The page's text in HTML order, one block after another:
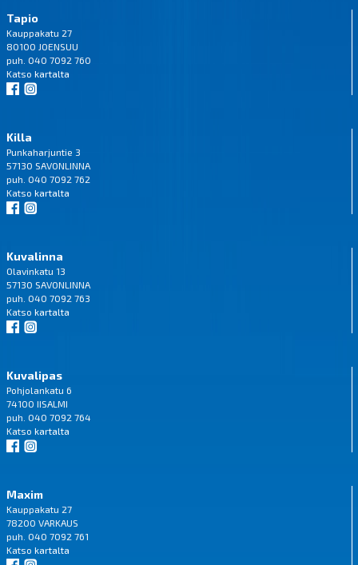
Tapio
Kauppakatu 27
80100 JOENSUU
puh. 040 7092 760
Katso kartalta
Killa
Punkaharjuntie 3
57130 SAVONLINNA
puh. 040 7092 762
Katso kartalta
Kuvalinna
Olavinkatu 13
57130 SAVONLINNA
puh. 040 7092 763
Katso kartalta
Kuvalipas
Pohjolankatu 6
74100 IISALMI
puh. 040 7092 764
Katso kartalta
Maxim
Kauppakatu 27
78200 VARKAUS
puh. 040 7092 761
Katso kartalta